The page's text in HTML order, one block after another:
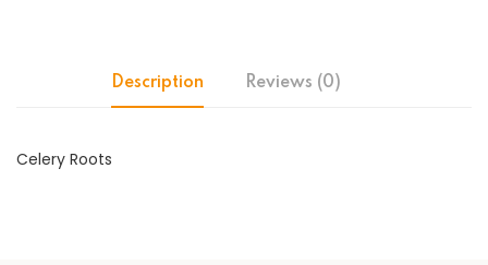
Description Reviews (0)
Celery Roots